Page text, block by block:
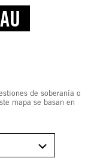
de soberanía o
mapa se basan en